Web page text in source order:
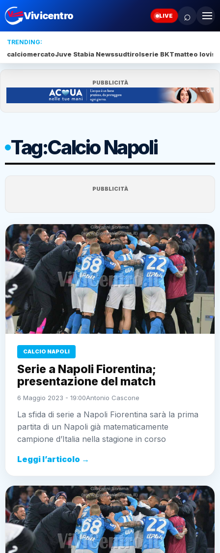
Vivicentro LIVE ⌕
TRENDING:
calciomercatoJuve Stabia Newssudtirolserie BKTmatteo lovisa
PUBBLICITÀ
Tag:Calcio Napoli
PUBBLICITÀ
CALCIO NAPOLI
Serie a Napoli Fiorentina;
presentazione del match
6 Maggio 2023 - 19:00Antonio Cascone
La sfida di serie a Napoli Fiorentina sarà la prima
partita di un Napoli già matematicamente
campione d’Italia nella stagione in corso
Leggi l’articolo →